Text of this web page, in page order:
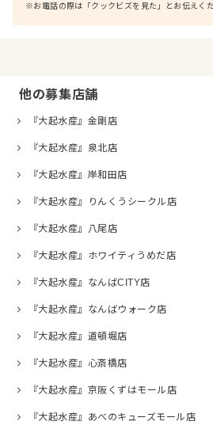
※お電話の際は「クックビズを見た」とお伝えく
他の募集店舗
『大起水産』金剛店
『大起水産』泉北店
『大起水産』岸和田店
『大起水産』りんくうシークル店
『大起水産』八尾店
『大起水産』ホワイティうめだ店
『大起水産』なんばCITY店
『大起水産』なんばウォーク店
『大起水産』道頓堀店
『大起水産』心斎橋店
『大起水産』京阪くずはモール店
『大起水産』あべのキューズモール店